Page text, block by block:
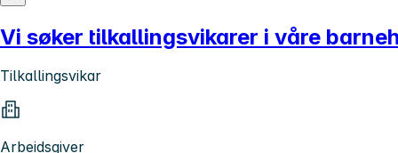
Vi søker tilkallingsvikarer i våre
Tilkallingsvikar
Arbeidsgiver